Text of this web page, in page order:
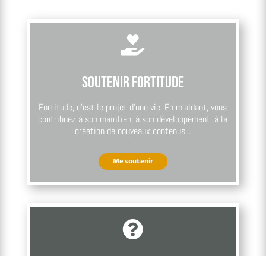

Soutenir Fortitude
Fortitude, c’est le projet d’une vie. En m’aidant, vous
contribuez à son maintien, à son développement, à la
création de nouveaux contenus...
Me soutenir
